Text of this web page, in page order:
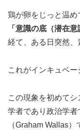
鶏が卵をじっと温め
「意識の底（潜在
経て、ある日突然、
これがインキュベー
この現象を初めて
学者であり政治学
（Graham Wallas）